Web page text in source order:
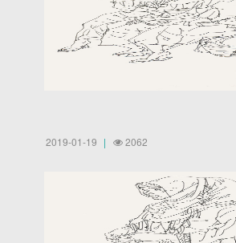
2019-01-19 2062